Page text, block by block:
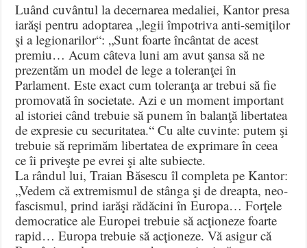
Luând cuvântul la decernarea medaliei, Kantor presa
iarăşi pentru adoptarea „legii împotriva anti-semiţilor
şi a legionarilor“: „Sunt foarte încântat de acest
premiu… Acum câteva luni am avut şansa să ne
prezentăm un model de lege a toleranţei în
Parlament. Este exact cum toleranţa ar trebui să fie
promovată în societate. Azi e un moment important
al istoriei când trebuie să punem în balanţă libertatea
de expresie cu securitatea.“ Cu alte cuvinte: putem şi
trebuie să reprimăm libertatea de exprimare în ceea
ce îi priveşte pe evrei şi alte subiecte.
La rândul lui, Traian Băsescu îl completa pe Kantor:
„Vedem că extremismul de stânga şi de dreapta, neo-
fascismul, prind iarăşi rădăcini în Europa… Forţele
democratice ale Europei trebuie să acţioneze foarte
rapid… Europa trebuie să acţioneze. Vă asigur că